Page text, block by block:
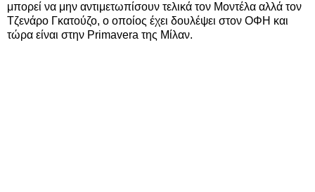
μπορεί να μην αντιμετωπίσουν τελικά τον Μοντέλα αλλά τον
Τζενάρο Γκατούζο, ο οποίος έχει δουλέψει στον ΟΦΗ και
τώρα είναι στην Primavera της Μίλαν.